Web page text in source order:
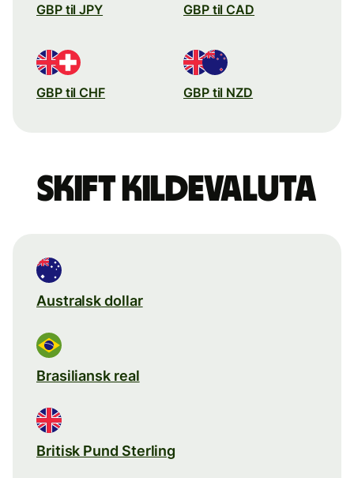
GBP til JPY GBP til CAD
GBP til CHF GBP til NZD
Skift kildevaluta
Australsk dollar
Brasiliansk real
Britisk Pund Sterling